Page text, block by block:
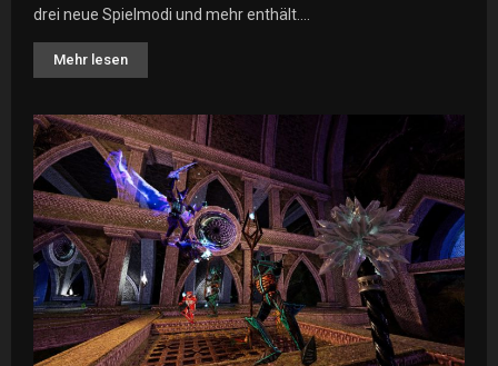
drei neue Spielmodi und mehr enthält....
Mehr lesen